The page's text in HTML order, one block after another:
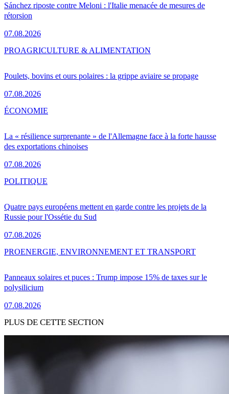
Sánchez riposte contre Meloni : l'Italie menacée de mesures de
rétorsion
07.08.2026
Poulets, bovins et ours polaires : la grippe aviaire se propage
07.08.2026
PROAGRICULTURE & ALIMENTATION
La « résilience surprenante » de l'Allemagne face à la forte hausse
des exportations chinoises
07.08.2026
ÉCONOMIE
Quatre pays européens mettent en garde contre les projets de la
Russie pour l'Ossétie du Sud
07.08.2026
POLITIQUE
Panneaux solaires et puces : Trump impose 15% de taxes sur le
polysilicium
07.08.2026
PROENERGIE, ENVIRONNEMENT ET TRANSPORT
PLUS DE CETTE SECTION